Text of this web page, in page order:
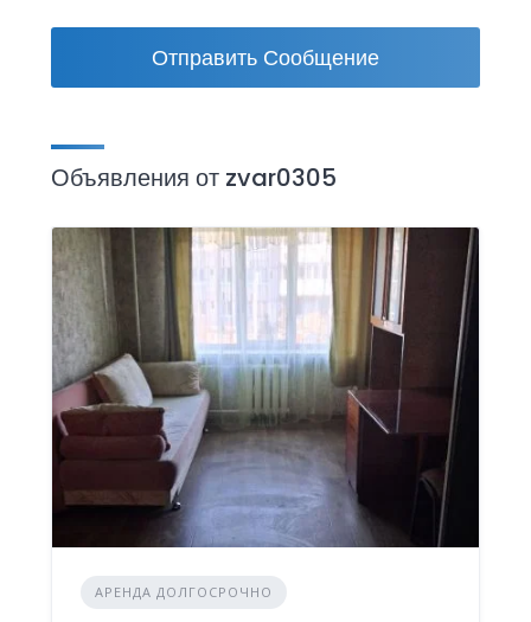
Отправить Сообщение
Объявления от zvar0305
АРЕНДА ДОЛГОСРОЧНО